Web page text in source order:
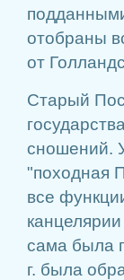
отобраны
от
Старый
сношений.
"походная
все
сама была
г. была